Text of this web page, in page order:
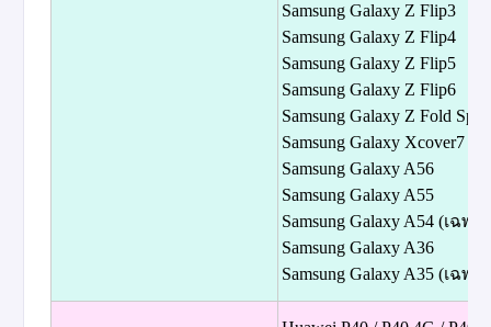
Samsung Galaxy Z Flip3
Samsung Galaxy Z Flip4
Samsung Galaxy Z Flip5
Samsung Galaxy Z Flip6
Samsung Galaxy Z Fold
Samsung Galaxy Xcover7
Samsung Galaxy A56
Samsung Galaxy A55
Samsung Galaxy A54 (เฉ
Samsung Galaxy A36
Samsung Galaxy A35 (เฉ